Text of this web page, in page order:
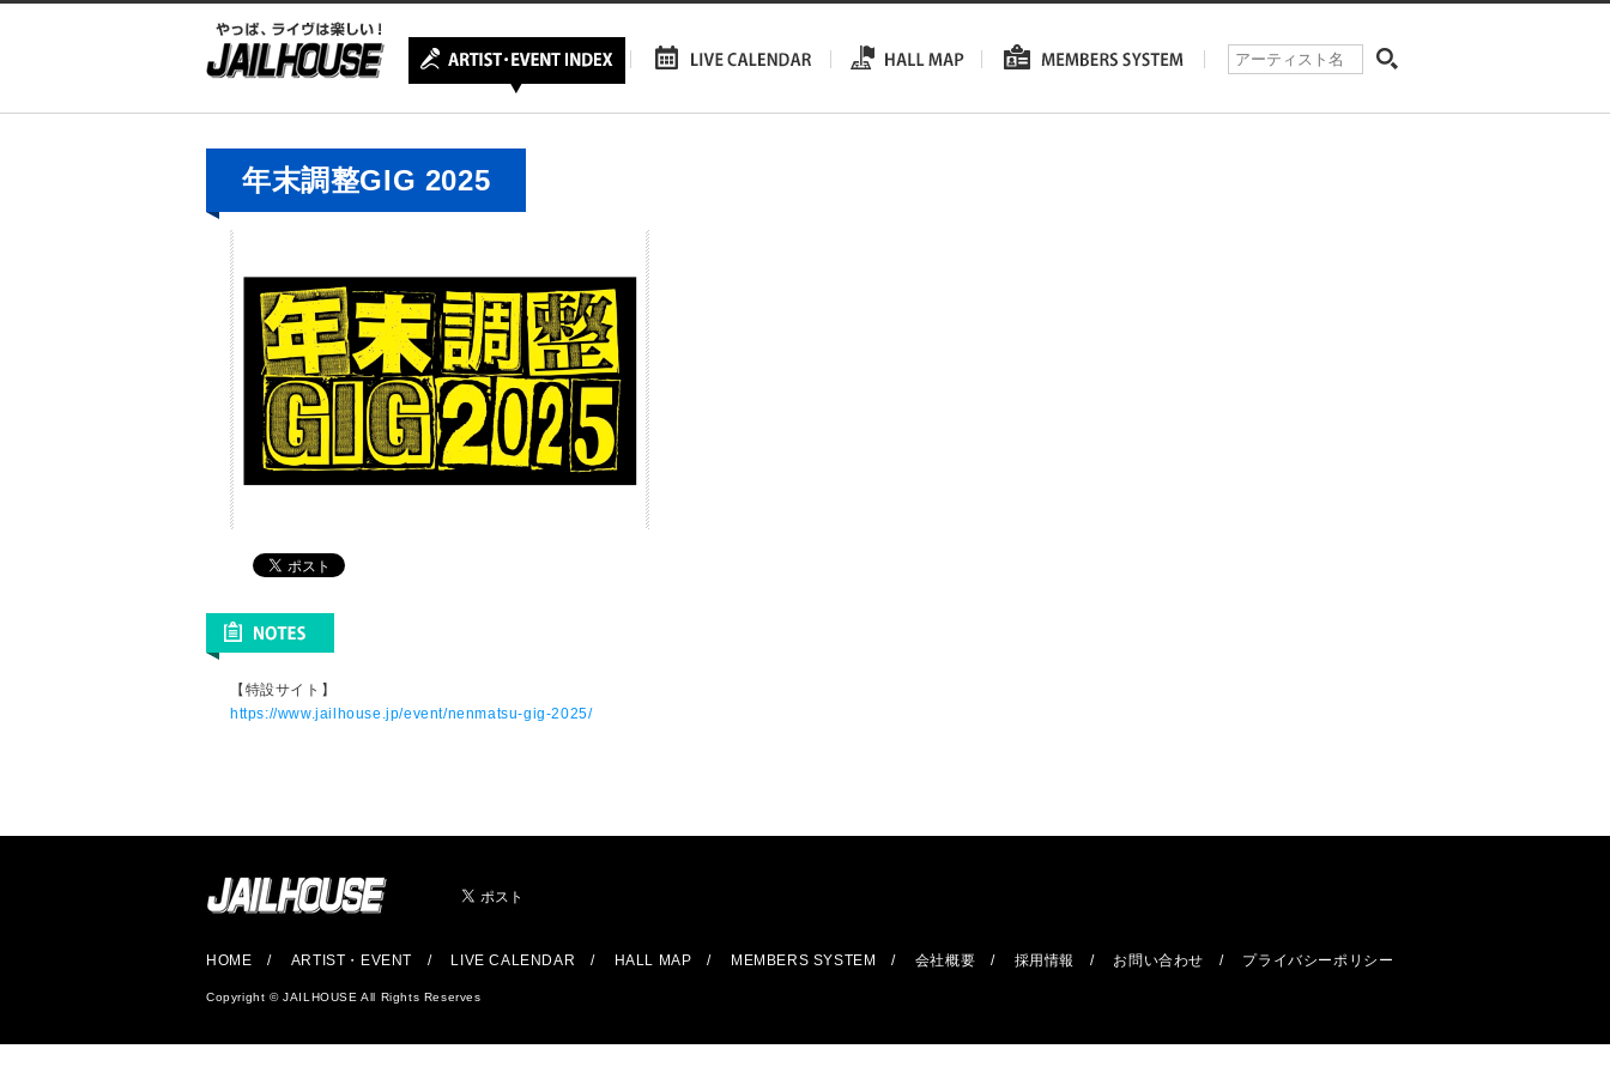
年末調整GIG 2025
【特設サイト】
https://www.jailhouse.jp/event/nenmatsu-gig-2025/
HOME ARTIST・EVENT LIVE CALENDAR HALL MAP MEMBERS SYSTEM 会社概要 採用情報 お問い合わせ プライバシーポリシー
Copyright © JAILHOUSE All Rights Reserves